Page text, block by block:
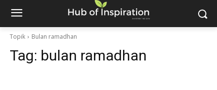
Topik Bulan ramadhan
Tag: bulan ramadhan